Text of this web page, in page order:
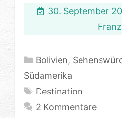
30. September
Franz
Kategorien
Bolivien,
Südamerika
Schlagwörter
Destination
2 Kommentare